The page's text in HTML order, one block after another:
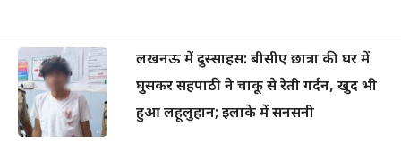
लखनऊ में दुस्साहस: बीसीए छात्रा की घर में
घुसकर सहपाठी ने चाकू से रेती गर्दन, खुद भी
हुआ लहूलुहान; इलाके में सनसनी